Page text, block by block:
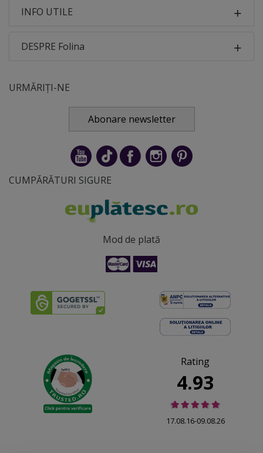
INFO UTILE
DESPRE Folina
URMĂRIȚI-NE
Abonare newsletter
CUMPĂRĂTURI SIGURE
Mod de plată
Rating
4.93
17.08.16-09.08.26